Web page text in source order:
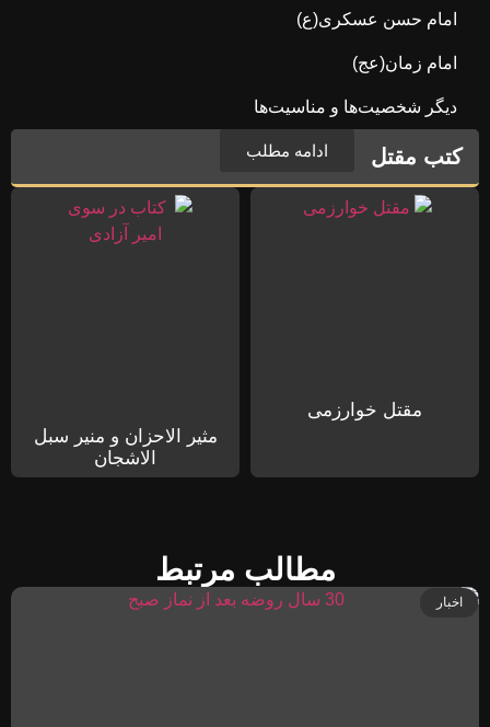
امام حسن عسکری(ع)
امام زمان(عج)
دیگر شخصیت‌ها و مناسیت‌ها
کتب مقتل ادامه مطلب
مقتل خوارزمی
مثیر الاحزان و منیر سبل
الاشجان
مطالب مرتبط
اخبار